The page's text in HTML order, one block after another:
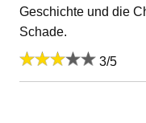
Geschichte und die
Schade.
3/5